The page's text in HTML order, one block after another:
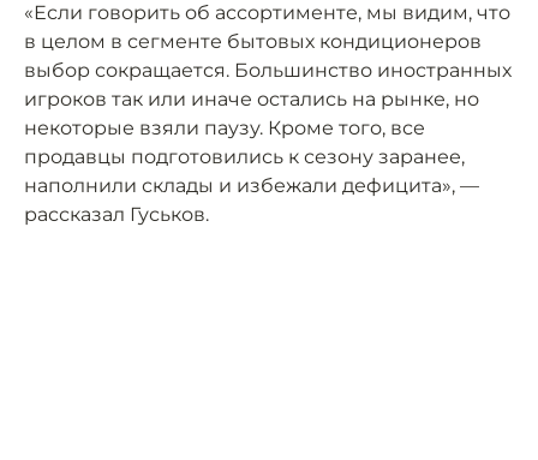
«Если говорить об ассортименте, мы видим, что
в целом в сегменте бытовых кондиционеров
выбор сокращается. Большинство иностранных
игроков так или иначе остались на рынке, но
некоторые взяли паузу. Кроме того, все
продавцы подготовились к сезону заранее,
наполнили склады и избежали дефицита», —
рассказал Гуськов.